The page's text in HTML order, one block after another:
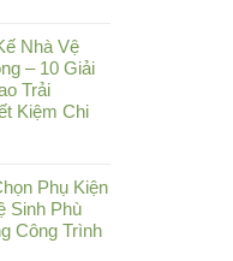
Nhà Vệ
– 10 Giải
Trải
Kiệm Chi
Phụ Kiện
Sinh Phù
Công Trình